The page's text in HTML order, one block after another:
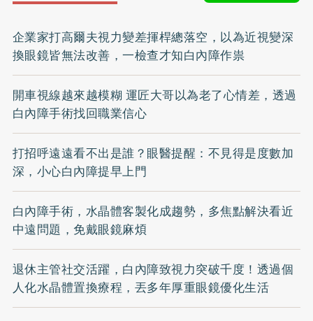
企業家打高爾夫視力變差揮桿總落空，以為近視變深
換眼鏡皆無法改善，一檢查才知白內障作祟
開車視線越來越模糊 運匠大哥以為老了心情差，透過
白內障手術找回職業信心
打招呼遠遠看不出是誰？眼醫提醒：不見得是度數加
深，小心白內障提早上門
白內障手術，水晶體客製化成趨勢，多焦點解決看近
中遠問題，免戴眼鏡麻煩
退休主管社交活躍，白內障致視力突破千度！透過個
人化水晶體置換療程，丟多年厚重眼鏡優化生活